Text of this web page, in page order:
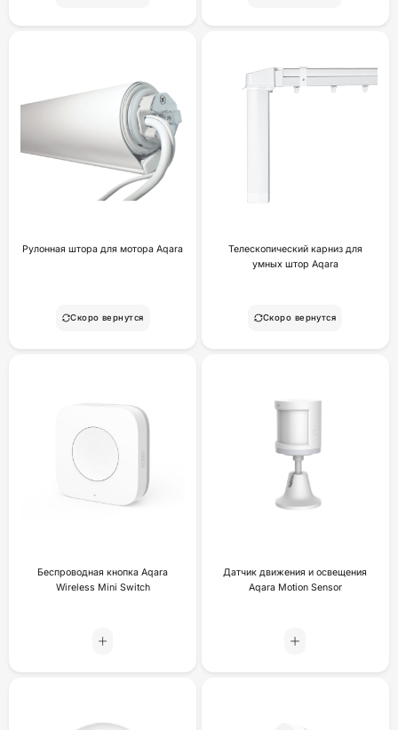
Рулонная штора для мотора Aqara
Скоро вернутся
Телескопический карниз для
умных штор Aqara
Скоро вернутся
Беспроводная кнопка Aqara
Wireless Mini Switch
Датчик движения и освещения
Aqara Motion Sensor